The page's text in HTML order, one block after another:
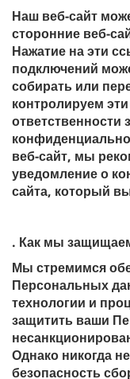
Наш веб-сайт
сторонние веб-
Нажатие на эти
подключений
собирать или
контролируем
ответственности
веб-сайт, мы
уведомление о
сайта, который
. Как мы
Мы стремимся
Персональных
технологии и
защитить ваши
Однако никогда
безопасность